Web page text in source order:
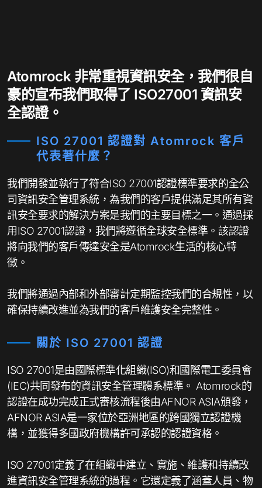
Atomrock 非常重視資訊安全，我們很自
豪的宣布我們取得了 ISO27001 資訊安
全認證。
ISO 27001 認證對 Atomrock 客戶
代表著什麼？
我們開發並執行了符合ISO 27001認證標準要求的全公
司資訊安全管理系統，為我們的客戶提供滿足其所有資
訊安全要求的解決方案是我們的主要目標之一。通過採
用ISO 27001認證，我們將遵循全球安全標準。該認證
將向我們的客戶傳達安全是Atomrock生活的核心特
徵。
我們將通過內部和外部審計定期監控我們的合規性，以
確保持續改進並為我們的客戶維護安全完整性。
關於 ISO 27001 認證
ISO 27001是由國際標準化組織(ISO)和國際電工委員會
(IEC)共同發布的資訊安全管理體系標準。 Atomrock的
認證在成功完成正式審核流程後由AFNOR ASIA頒發，
AFNOR ASIA是一家位於亞洲地區的跨國獨立認證機
構，並獲得多國政府機構許可承認的認證資格。
ISO 27001定義了在組織中建立、實施、維護和持續改
進資訊安全管理系統的過程。它還定義了涵蓋人員、物